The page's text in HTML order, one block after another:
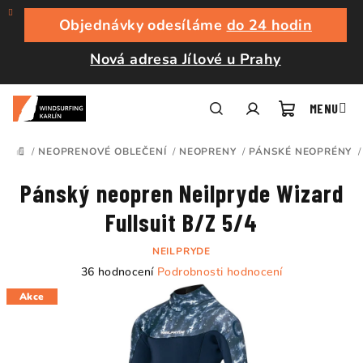
Přejít
obsah
Objednávky odesíláme do 24 hodin
Nová adresa Jílové u Prahy
košík
DOMŮ
/ NEOPRENOVÉ OBLEČENÍ / NEOPRENY / PÁNSKÉ NEOPRÉNY /
Pánský neopren Neilpryde Wizard
Fullsuit B/Z 5/4
NEILPRYDE
Průměrné
36 hodnocení Podrobnosti hodnocení
Akce